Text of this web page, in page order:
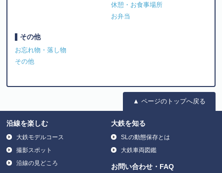
休憩・お食事場所
お弁当
その他
お忘れ物・落し物
その他
▲ ページのトップへ戻る
沿線を楽しむ
大鉄モデルコース
撮影スポット
沿線の見どころ
大鉄を知る
SLの動態保存とは
大鉄車両図鑑
お問い合わせ・FAQ